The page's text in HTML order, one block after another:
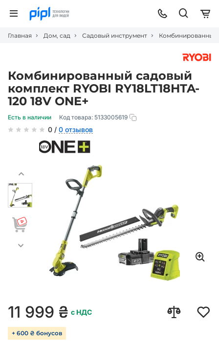
Главная Дом, сад Садовый инструмент Комбинированный
Комбинированный садовый
комплект RYOBI RY18LT18HTA-
120 18V ONE+
Есть в наличии Код товара: 5133005619
0 / 0 отзывов
11 999 ₴ с НДС
+ 600 ₴ бонусов